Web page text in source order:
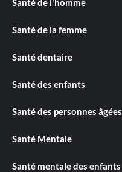
Santé de l'homme
Santé de la femme
Santé dentaire
Santé des enfants
Santé des personnes âgées
Santé Mentale
Santé mentale des enfants